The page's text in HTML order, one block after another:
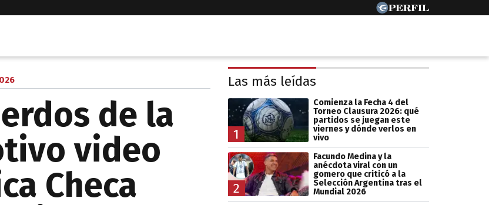
de la
video
Checa
Las más leídas
1
Comienza la Fecha 4 del
Torneo Clausura 2026: qué
partidos se juegan este
viernes y dónde verlos en
vivo
2
Facundo Medina y la
anécdota viral con un
gomero que criticó a la
Selección Argentina tras el
Mundial 2026